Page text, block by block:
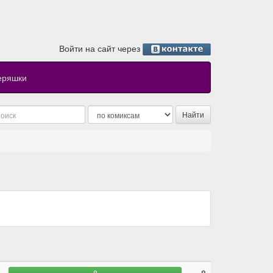
Войти на сайт через